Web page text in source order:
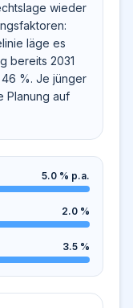
wieder
läge es
bereits 2031
%. Je jünger
Planung auf
5.0 % p.a.
2.0 %
3.5 %